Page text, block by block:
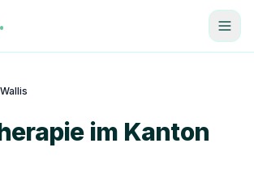
Wallis
im Kanton